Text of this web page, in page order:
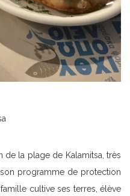
de la plage de Kalamitsa, très
programme de protection
cultive ses terres, élève